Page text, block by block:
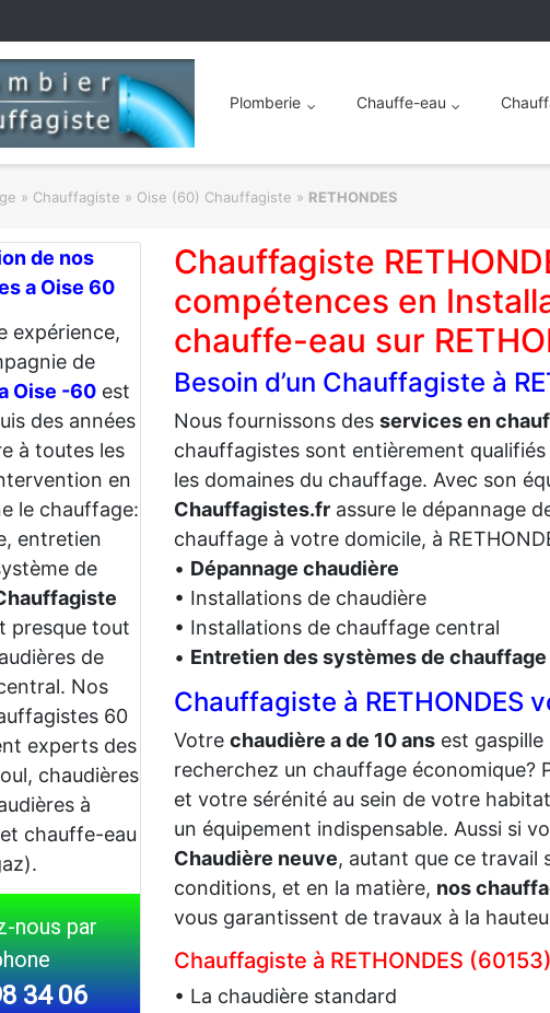
Plomberie Chauffe-eau
» Chauffagiste » Oise (60) Chauffagiste » RETHONDES
de nos
a Oise 60
expérience,
de
Oise -60 est
des années
à toutes les
en
le chauffage:
entretien
de
presque tout
de
Nos
60
experts des
chaudières
à
chauffe-eau
nous par
34 06
Chauffagiste
compétences en
chauffe-eau sur
Besoin d’un Chauffagiste à
Nous fournissons des services en
chauffagistes sont entièrement
les domaines du chauffage. Avec son
Chauffagistes.fr assure le dépannage
chauffage à votre domicile, à
• Dépannage chaudière
• Installations de chaudière
• Installations de chauffage central
• Entretien des systèmes de
Chauffagiste à RETHONDES
Votre chaudière a de 10 ans est gaspille
recherchez un chauffage
et votre sérénité au sein de votre
un équipement indispensable. Aussi si
Chaudière neuve, autant que ce travail
conditions, et en la matière, nos
vous garantissent de travaux à la
Chauffagiste à RETHONDES
• La chaudière standard